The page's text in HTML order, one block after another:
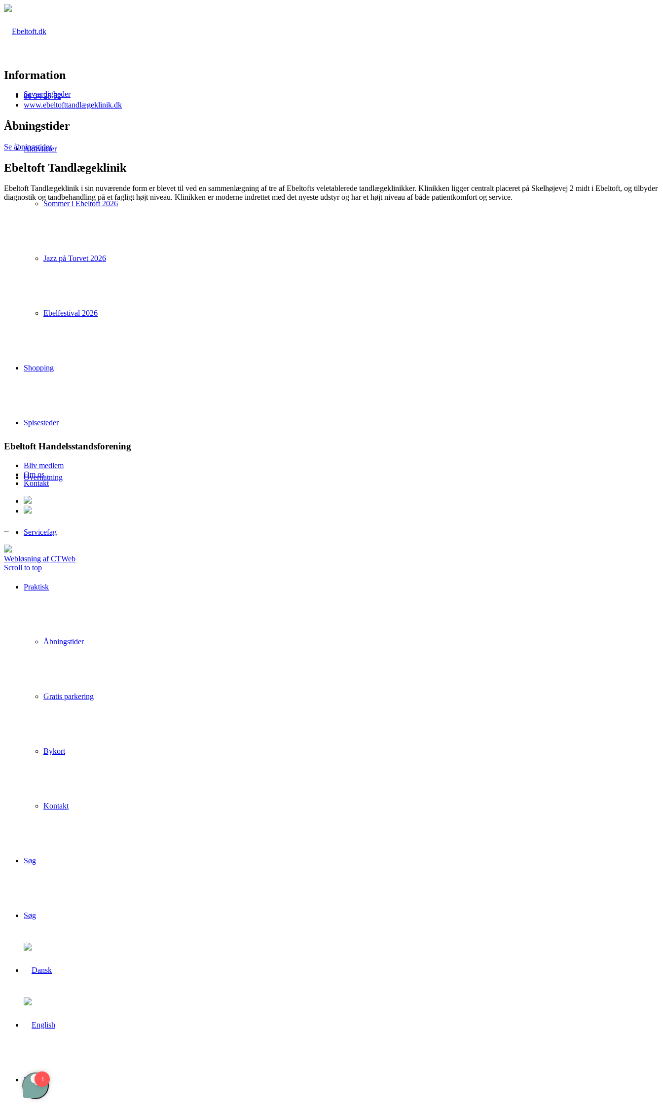
Seværdigheder
Aktiviteter
Sommer i Ebeltoft 2026
Jazz på Torvet 2026
Ebelfestival 2026
Shopping
Spisesteder
Overnatning
Servicefag
Praktisk
Åbningstider
Gratis parkering
Bykort
Kontakt
Søg
Søg
Menu
Information
86 34 25 52
www.ebeltofttandlægeklinik.dk
Åbningstider
Se åbningstider
Ebeltoft Tandlægeklinik
Ebeltoft Tandlægeklinik i sin nuværende form er blevet til ved en sammenlægning af tre af Ebeltofts veletablerede tandlægeklinikker. Klinikken ligger centralt placeret på Skelhøjevej 2 midt i Ebeltoft, og tilbyder
diagnostik og tandbehandling på et fagligt højt niveau. Klinikken er moderne indrettet med det nyeste udstyr og har et højt niveau af både patientkomfort og service.
Ebeltoft Handelsstandsforening
Bliv medlem
Om os
Kontakt
–
Webløsning af CTWeb
Scroll to top